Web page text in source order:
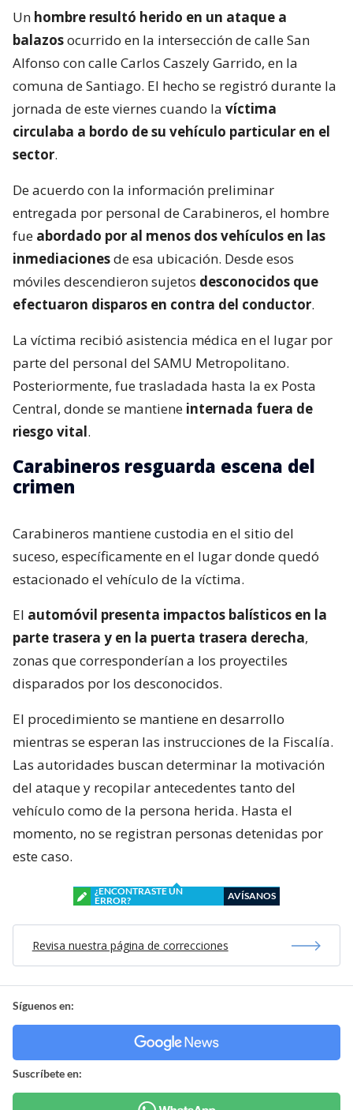
Un hombre resultó herido en un ataque a
balazosocurrido en la intersección de calle San
Alfonso con calle Carlos Caszely Garrido, en la
comuna de Santiago. El hecho se registró durante la
jornada de este viernes cuando la víctima
circulaba a bordo de su vehículo particular en el
sector.
De acuerdo con la información preliminar
entregada por personal de Carabineros, el hombre
fue abordado por al menos dos vehículos en las
inmediacionesde esa ubicación. Desde esos
móviles descendieron sujetos desconocidos que
efectuaron disparos en contra del conductor.
La víctima recibió asistencia médica en el lugar por
parte del personal del SAMU Metropolitano.
Posteriormente, fue trasladada hasta la ex Posta
Central, donde se mantiene internada fuera de
riesgo vital.
Carabineros resguarda escena del
crimen
Carabineros mantiene custodia en el sitio del
suceso, específicamente en el lugar donde quedó
estacionado el vehículo de la víctima.
El automóvil presenta impactos balísticos en la
parte trasera y en la puerta trasera derecha,
zonas que corresponderían a los proyectiles
disparados por los desconocidos.
El procedimiento se mantiene en desarrollo
mientras se esperan las instrucciones de la Fiscalía.
Las autoridades buscan determinar la motivación
del ataque y recopilar antecedentes tanto del
vehículo como de la persona herida. Hasta el
momento, no se registran personas detenidas por
este caso.
¿ENCONTRASTE UN
ERROR?
AVÍSANOS
Revisa nuestra página de correcciones
Síguenos en:
Suscríbete en: